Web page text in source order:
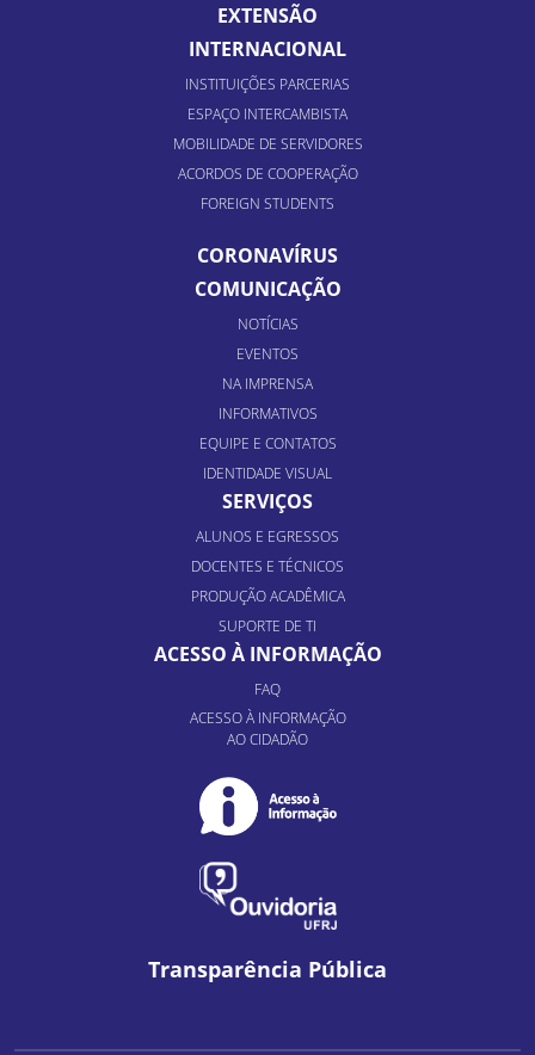
EXTENSÃO
INTERNACIONAL
INSTITUIÇÕES PARCERIAS
ESPAÇO INTERCAMBISTA
MOBILIDADE DE SERVIDORES
ACORDOS DE COOPERAÇÃO
FOREIGN STUDENTS
CORONAVÍRUS
COMUNICAÇÃO
NOTÍCIAS
EVENTOS
NA IMPRENSA
INFORMATIVOS
EQUIPE E CONTATOS
IDENTIDADE VISUAL
SERVIÇOS
ALUNOS E EGRESSOS
DOCENTES E TÉCNICOS
PRODUÇÃO ACADÊMICA
SUPORTE DE TI
ACESSO À INFORMAÇÃO
FAQ
ACESSO À INFORMAÇÃO
AO CIDADÃO
Transparência Pública